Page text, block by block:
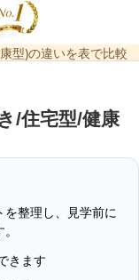
型)の違いを表で比較
/住宅型/健康
整理し、見学前に
きます